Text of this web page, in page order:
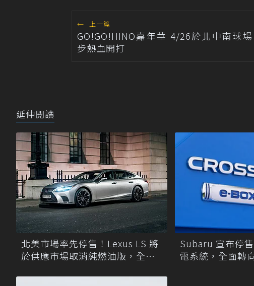
← 上一篇
GO!GO!HINO嘉年華 4/26於北中南球場
步熱血開打
延伸閱讀
北美市場率先停售！Lexus LS 將
於供應市場取消純燃油版，全面
Subaru 宣布停
電系統，全面轉